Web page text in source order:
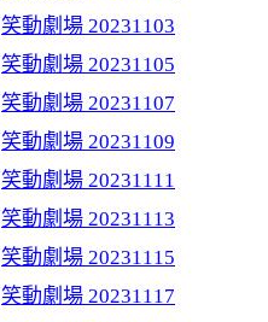
笑動劇場 20231103
笑動劇場 20231105
笑動劇場 20231107
笑動劇場 20231109
笑動劇場 20231111
笑動劇場 20231113
笑動劇場 20231115
笑動劇場 20231117